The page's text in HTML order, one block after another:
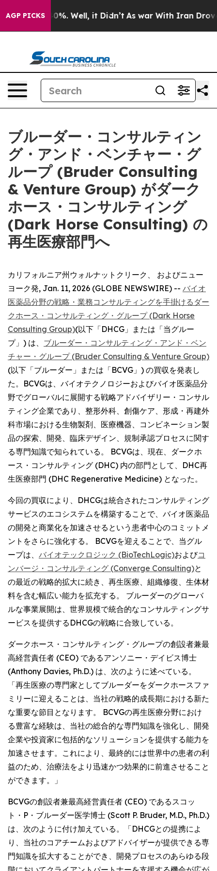
AGP PICKS40%. Well, it Didn’t As war With Iran Drove oil
ブルーダー・コンサルティン
グ・アンド・ベンチャー・グ
ループ (Bruder Consulting
& Venture Group) がダーク
ホース・コンサルティング
(Dark Horse Consulting) の
再生医療部門へ
カリフォルニア州ウォルナットクリーク、 およびニュー
ヨーク発, Jan. 11, 2026 (GLOBE NEWSWIRE) -- バイオ
医薬品分野の戦略・業務コンサルティングを手掛けるダー
クホース・コンサルティング・グループ (Dark Horse
Consulting Group)(以下「DHCG」または「当グルー
プ」) は、 ブルーダー・コンサルティング・アンド・ベン
チャー・グループ (Bruder Consulting & Venture Group)
(以下「ブルーダー」または「BCVG」) の買収を発表し
た。BCVGは、バイオテクノロジーおよびバイオ医薬品分
野でグローバルに展開する戦略アドバイザリー・コンサル
ティング企業であり、整形外科、創傷ケア、形成・再建外
科市場における生物製剤、医療機器、コンビネーション製
品の探索、開発、臨床デザイン、規制承認プロセスに関す
る専門知識で知られている。 BCVGは、現在、ダークホ
ース・コンサルティング (DHC) 内の部門として、DHC再
生医療部門 (DHC Regenerative Medicine) となった。
今回の買収により、DHCGは統合されたコンサルティング
サービスのエコシステムを構築することで、バイオ医薬品
の開発と商業化を加速させるという患者中心のコミットメ
ントをさらに強化する。 BCVGを迎えることで、当グル
ープは、 バイオテックロジック (BioTechLogic)およびコ
ンバージ・コンサルティング (Converge Consulting)と
の最近の戦略的拡大に続き、再生医療、組織修復、生体材
料を含む幅広い能力を拡充する。 ブルーダーのグローバ
ルな事業展開は、世界規模で統合的なコンサルティングサ
ービスを提供するDHCGの戦略に合致している。
ダークホース・コンサルティング・グループの創設者兼最
高経営責任者 (CEO) であるアンソニー・デイビス博士
(Anthony Davies, Ph.D.) は、次のように述べている。
「再生医療の専門家としてブルーダーをダークホースファ
ミリーに迎えることは、当社の戦略的成長期における新た
な重要な節目となります。 BCVGの再生医療分野におけ
る豊富な経験は、当社の総合的な専門知識を強化し、開発
企業や投資家に包括的なソリューションを提供する能力を
加速させます。これにより、最終的には世界中の患者の利
益のため、治療法をより迅速かつ効果的に前進させること
ができます。」
BCVGの創設者兼最高経営責任者 (CEO) であるスコッ
ト・P・ブルーダー医学博士 (Scott P. Bruder, M.D., Ph.D.)
は、次のように付け加えている。「DHCGとの提携によ
り、当社のコアチームおよびアドバイザーが提供できる専
門知識を拡大することができ、開発プロセスのあらゆる段